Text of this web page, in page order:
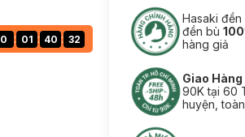
0 : 01 : 40 : 31
Hasaki
đền bù
hàng giả
Giao
90K tại 60
huyện,